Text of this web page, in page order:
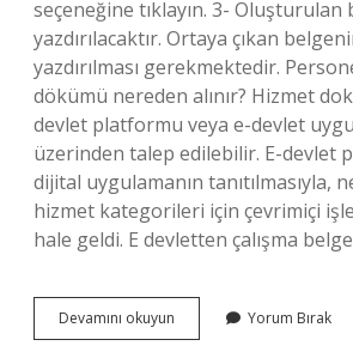
seçeneğine tıklayın. 3- Oluşturulan
yazdırılacaktır. Ortaya çıkan
yazdırılması gerekmektedir.
dökümü nereden alınır? Hizmet
devlet platformu veya e-devlet
üzerinden talep edilebilir. E-devlet
dijital uygulamanın tanıtılmasıyla,
hizmet kategorileri için çevrimiçi
hale geldi. E devletten çalışma
Devamını okuyun Çalışma
Dökümü
Yorum Bırak